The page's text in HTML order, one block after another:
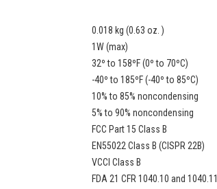
0.018 kg (0.63 oz. )
1W (max)
32º to 158ºF (0º to 70ºC)
-40º to 185ºF (-40º to 85ºC)
10% to 85% noncondensing
5% to 90% noncondensing
FCC Part 15 Class B
EN55022 Class B (CISPR 22B)
VCCI Class B
FDA 21 CFR 1040.10 and 1040.11